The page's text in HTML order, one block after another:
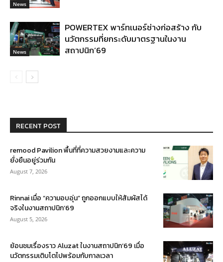
News
News
POWERTEX พาร์ทเนอร์ช่างก่อสร้าง กับ
นวัตกรรมที่ยกระดับมาตรฐานในงาน
สถาปนิก’69
RECENT POST
remood Pavilion พื้นที่ที่ความสวยงามและความ
ยั่งยืนอยู่ร่วมกัน
August 7, 2026
Rinnai เมื่อ “ความอบอุ่น” ถูกออกแบบให้สัมผัสได้
จริงในงานสถาปนิก’69
August 5, 2026
ย้อนชมเรื่องราว Aluzat ในงานสถาปนิก’69 เมื่อ
นวัตกรรมเติบโตไปพร้อมกับกาลเวลา